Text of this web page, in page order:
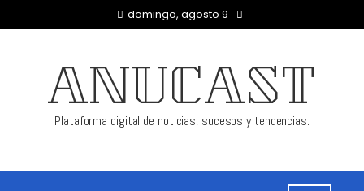
domingo, agosto 9
ANUCAST
Plataforma digital de noticias, sucesos y tendencias.